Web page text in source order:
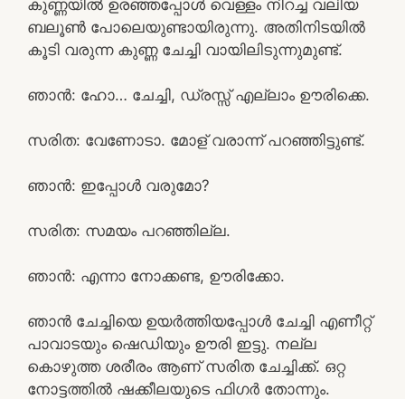
കുണ്ണയിൽ ഉരഞ്ഞപ്പോൾ വെള്ളം നിറച്ച വലിയ
ബലൂൺ പോലെയുണ്ടായിരുന്നു. അതിനിടയിൽ
കൂടി വരുന്ന കുണ്ണ ചേച്ചി വായിലിടുന്നുമുണ്ട്.
ഞാൻ: ഹോ… ചേച്ചി, ഡ്രസ്സ്‌ എല്ലാം ഊരിക്കെ.
സരിത: വേണോടാ. മോള് വരാന്ന് പറഞ്ഞിട്ടുണ്ട്.
ഞാൻ: ഇപ്പോൾ വരുമോ?
സരിത: സമയം പറഞ്ഞില്ല.
ഞാൻ: എന്നാ നോക്കണ്ട, ഊരിക്കോ.
ഞാൻ ചേച്ചിയെ ഉയർത്തിയപ്പോൾ ചേച്ചി എണീറ്റ്
പാവാടയും ഷെഡിയും ഊരി ഇട്ടു. നല്ല
കൊഴുത്ത ശരീരം ആണ് സരിത ചേച്ചിക്ക്. ഒറ്റ
നോട്ടത്തിൽ ഷക്കീലയുടെ ഫിഗർ തോന്നും.